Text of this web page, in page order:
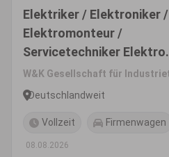
Elektriker / Elektroniker /
Elektromonteur /
Servicetechniker Elektro
(m/w/d)
W&K Gesellschaft für
Deutschlandweit
Vollzeit Firmenwagen
08.08.2026